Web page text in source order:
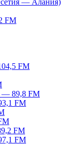
— Алания)
FM
FM
— 89,8 FM
FM
FM
FM